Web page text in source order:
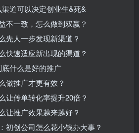
道可以决定创业生&死&
不一致，怎么做到双赢？
先人一步发现新渠道？
快速适应新出现的渠道？
什么是好的推广
做推广才更有效？
让传单转化率提升20倍？
让推广效果越来越好？
初创公司怎么花小钱办大事？